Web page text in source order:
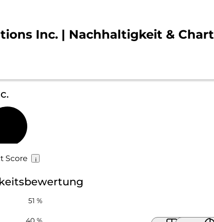
Inc. | Nachhaltigkeit & Chart
Score
51 %